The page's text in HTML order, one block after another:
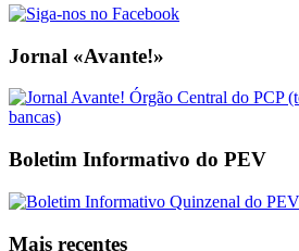
Jornal «Avante!»
Boletim Informativo do PEV
Mais recentes